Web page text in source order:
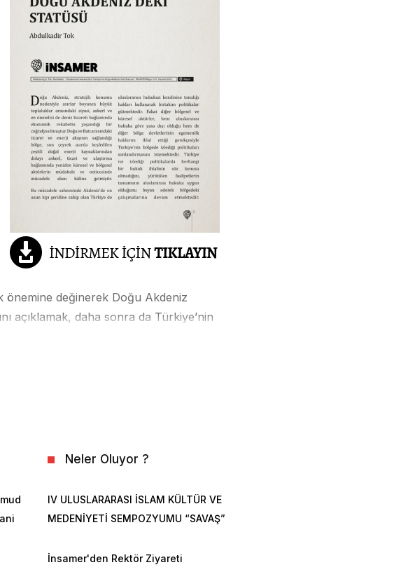
önemine değinerek Doğu Akdeniz
açıklamak, daha sonra da Türkiye’nin
gibi önemli deniz yollarının
olan, bir başka deyişle bütün
ihtiva etmesi dolayısıyla Doğu
ilgilendiği bir coğrafyadır. Bu sebeple
Akdeniz’in etki alanı 7.000
hedefler doğrultusunda zaman
Neler Oluyor ?
IV ULUSLARARASI İSLAM KÜLTÜR VE
MEDENİYETİ SEMPOZYUMU “SAVAŞ”
İnsamer'den Rektör Ziyareti